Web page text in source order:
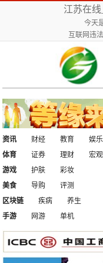
江苏在
今天
互联网违
资讯 财经 教育
娱乐
体育
证券 理财 宏观
游戏
护肤
彩妆
美食
导购 评测
区块链
疾病
养生
手游
网游 单机